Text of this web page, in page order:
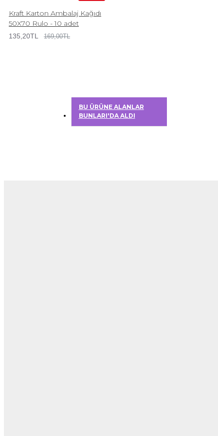
Kraft Karton Ambalaj Kağıdı
50X70 Rulo - 10 adet
135,20TL 169,00TL
BU ÜRÜNE ALANLAR
BUNLARI'DA ALDI